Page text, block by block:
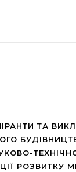
ТА
РОЗВИТКУ